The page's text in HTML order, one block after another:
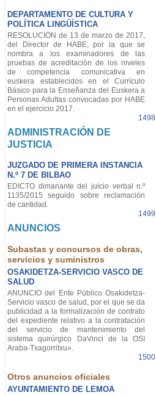
DEPARTAMENTO DE CULTURA Y
POLÍTICA LINGÜÍSTICA
RESOLUCIÓN de 13 de marzo de 2017,
del Director de HABE, por la que se
nombra a los examinadores de las
pruebas de acreditación de los niveles
de competencia comunicativa en
euskera establecidos en el Currículo
Básico para la Enseñanza del Euskera a
Personas Adultas convocadas por HABE
en el ejercicio 2017.
1498
ADMINISTRACIÓN DE
JUSTICIA
JUZGADO DE PRIMERA INSTANCIA
N.º 7 DE BILBAO
EDICTO dimanante del juicio verbal n.º
1135/2015 seguido sobre reclamación
de cantidad.
1499
ANUNCIOS
Subastas y concursos de obras,
servicios y suministros
OSAKIDETZA-SERVICIO VASCO DE
SALUD
ANUNCIO del Ente Público Osakidetza-
Servicio vasco de salud, por el que se da
publicidad a la formalización de contrato
del expediente relativo a la contratación
del servicio de mantenimiento del
sistema quirúrgico DaVinci de la OSI
Araba-Txagorritxu».
1500
Otros anuncios oficiales
AYUNTAMIENTO DE LEMOA